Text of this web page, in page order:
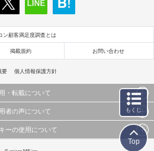
ン顧客満足度調査とは
掲載規約 お問い合わせ
要 個人情報保護方針
・転載について
真、イラスト、画像データ等）及びこれらの配置・
・複製などの二次利用を行うことは固く禁じており
者の声について
ビスの利用者が提出された見解・感想です。
ーの使用について
もくじ
Top